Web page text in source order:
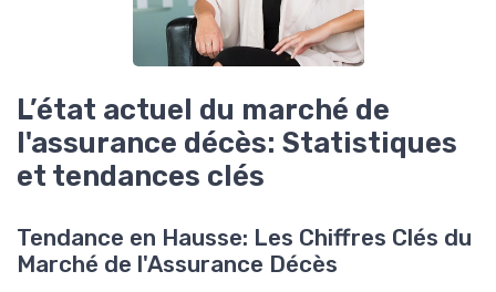
L’état actuel du marché de
l'assurance décès: Statistiques
et tendances clés
Tendance en Hausse: Les Chiffres Clés du
Marché de l'Assurance Décès